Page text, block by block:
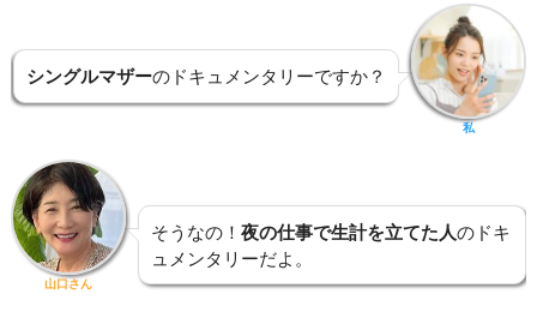
シングルマザーのドキュメンタリーですか？
私
山口さん
そうなの！ 夜の仕事で生計を立てた人のドキ
ュメンタリーだよ。